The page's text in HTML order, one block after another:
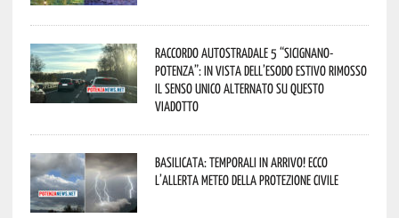
Raccordo Autostradale 5 “Sicignano-
Potenza”: in vista dell’esodo estivo rimosso
il senso unico alternato su questo
viadotto
Basilicata: temporali in arrivo! Ecco
l’allerta meteo della Protezione civile